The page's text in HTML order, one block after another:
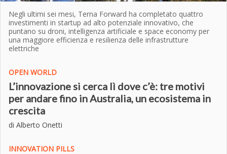
Negli ultimi sei mesi, Terna Forward ha completato quattro
investimenti in startup ad alto potenziale innovativo, che
puntano su droni, intelligenza artificiale e space economy per
una maggiore efficienza e resilienza delle infrastrutture
elettriche
OPEN WORLD
L’innovazione si cerca lì dove c’è: tre motivi
per andare fino in Australia, un ecosistema in
crescita
di Alberto Onetti
INNOVATION PILLS